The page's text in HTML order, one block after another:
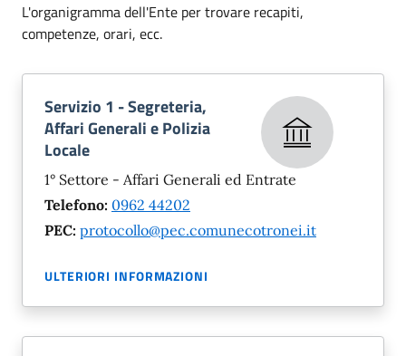
L'organigramma dell'Ente per trovare recapiti,
competenze, orari, ecc.
Servizio 1 - Segreteria,
Affari Generali e Polizia
Locale
1° Settore - Affari Generali ed Entrate
Telefono: 0962 44202
PEC: protocollo@pec.comunecotronei.it
ULTERIORI INFORMAZIONI